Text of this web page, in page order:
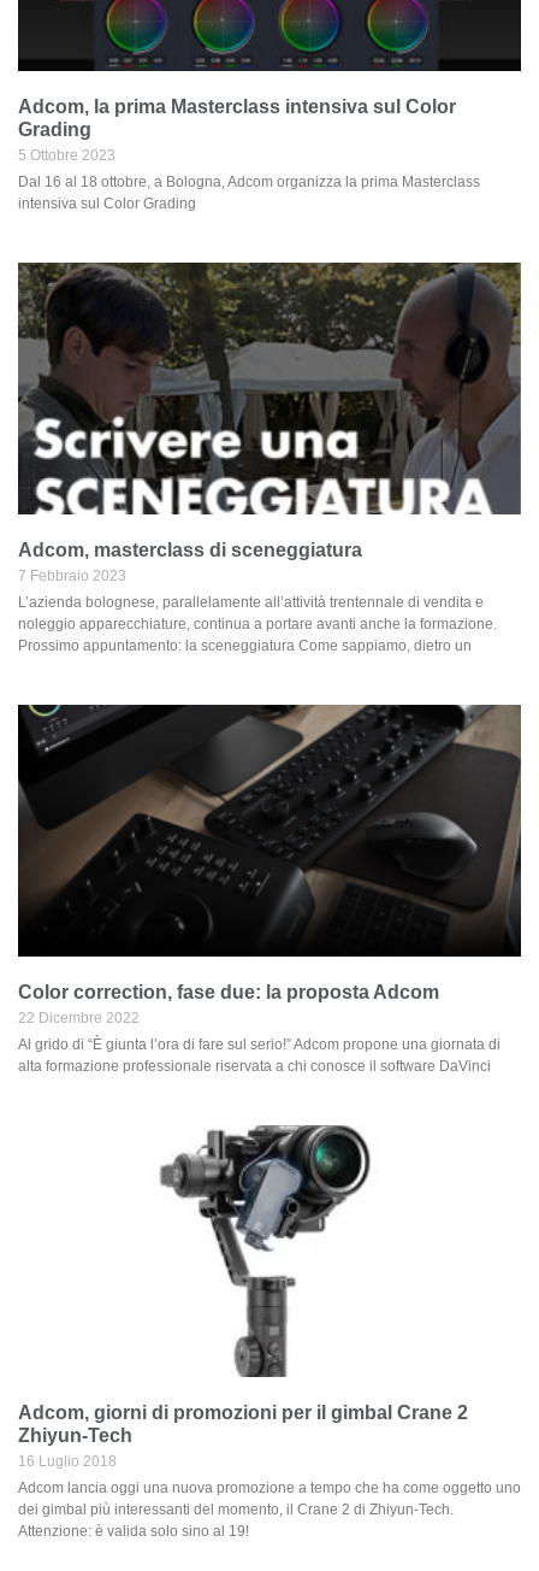
Adcom, la prima Masterclass intensiva sul Color
Grading
5 Ottobre 2023
Dal 16 al 18 ottobre, a Bologna, Adcom organizza la prima Masterclass
intensiva sul Color Grading
Adcom, masterclass di sceneggiatura
7 Febbraio 2023
L’azienda bolognese, parallelamente all’attività trentennale di vendita e
noleggio apparecchiature, continua a portare avanti anche la formazione.
Prossimo appuntamento: la sceneggiatura Come sappiamo, dietro un
Color correction, fase due: la proposta Adcom
22 Dicembre 2022
Al grido di “È giunta l’ora di fare sul serio!” Adcom propone una giornata di
alta formazione professionale riservata a chi conosce il software DaVinci
Adcom, giorni di promozioni per il gimbal Crane 2
Zhiyun-Tech
16 Luglio 2018
Adcom lancia oggi una nuova promozione a tempo che ha come oggetto uno
dei gimbal più interessanti del momento, il Crane 2 di Zhiyun-Tech.
Attenzione: è valida solo sino al 19!